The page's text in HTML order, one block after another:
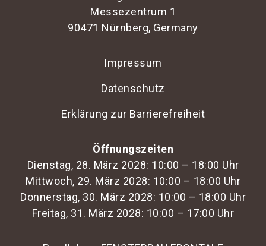
Messezentrum 1
90471 Nürnberg, Germany
Impressum
Datenschutz
Erklärung zur Barrierefreiheit
Öffnungszeiten
Dienstag, 28. März 2028: 10:00 – 18:00 Uhr
Mittwoch, 29. März 2028: 10:00 – 18:00 Uhr
Donnerstag, 30. März 2028: 10:00 – 18:00 Uhr
Freitag, 31. März 2028: 10:00 – 17:00 Uhr